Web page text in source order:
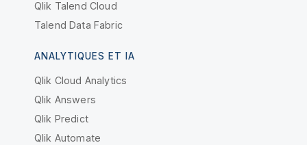
Qlik Talend Cloud
Talend Data Fabric
ANALYTIQUES ET IA
Qlik Cloud Analytics
Qlik Answers
Qlik Predict
Qlik Automate